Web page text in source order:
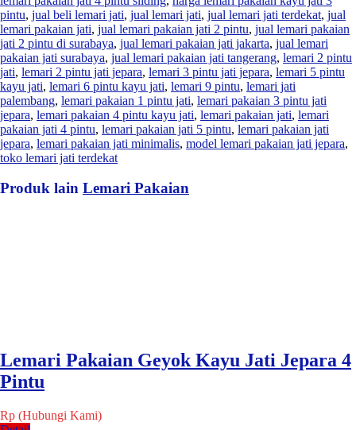
pintu, jual beli lemari jati, jual lemari jati, jual lemari jati terdekat, jual
lemari pakaian jati, jual lemari pakaian jati 2 pintu, jual lemari pakaian
jati 2 pintu di surabaya, jual lemari pakaian jati jakarta, jual lemari
pakaian jati surabaya, jual lemari pakaian jati tangerang, lemari 2 pintu
jati, lemari 2 pintu jati jepara, lemari 3 pintu jati jepara, lemari 5 pintu
kayu jati, lemari 6 pintu kayu jati, lemari 9 pintu, lemari jati
palembang, lemari pakaian 1 pintu jati, lemari pakaian 3 pintu jati
jepara, lemari pakaian 4 pintu kayu jati, lemari pakaian jati, lemari
pakaian jati 4 pintu, lemari pakaian jati 5 pintu, lemari pakaian jati
jepara, lemari pakaian jati minimalis, model lemari pakaian jati jepara,
toko lemari jati terdekat
Produk lain Lemari Pakaian
Lemari Pakaian Geyok Kayu Jati Jepara 4
Pintu
Rp (Hubungi Kami)